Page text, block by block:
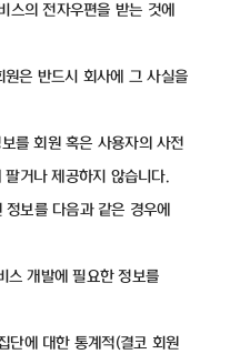
스의 전자우편을 받는 것에
은 반드시 회사에 그 사실을
를 회원 혹은 사용자의 사전
거나 제공하지 않습니다.
보를 다음과 같은 경우에
스 개발에 필요한 정보를
단에 대한 통계적(결코 회원